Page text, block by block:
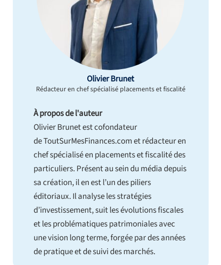
Olivier Brunet
Rédacteur en chef spécialisé placements et fiscalité
À propos de l'auteur
Olivier Brunet est cofondateur
de ToutSurMesFinances.com et rédacteur en
chef spécialisé en placements et fiscalité des
particuliers. Présent au sein du média depuis
sa création, il en est l’un des piliers
éditoriaux. Il analyse les stratégies
d’investissement, suit les évolutions fiscales
et les problématiques patrimoniales avec
une vision long terme, forgée par des années
de pratique et de suivi des marchés.